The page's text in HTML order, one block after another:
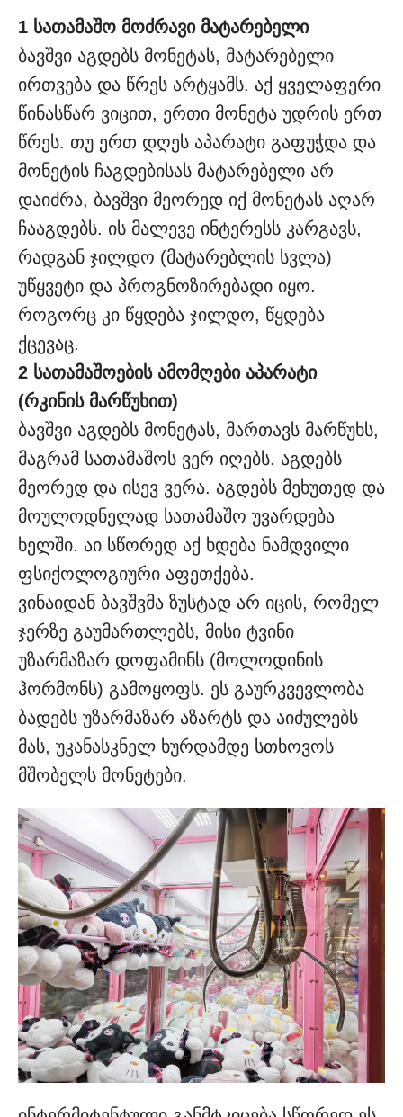
1 სათამაშო მოძრავი მატარებელი
ბავშვი აგდებს მონეტას, მატარებელი
ირთვება და წრეს არტყამს. აქ ყველაფერი
წინასწარ ვიცით, ერთი მონეტა უდრის ერთ
წრეს. თუ ერთ დღეს აპარატი გაფუჭდა და
მონეტის ჩაგდებისას მატარებელი არ
დაიძრა, ბავშვი მეორედ იქ მონეტას აღარ
ჩააგდებს. ის მალევე ინტერესს კარგავს,
რადგან ჯილდო (მატარებლის სვლა)
უწყვეტი და პროგნოზირებადი იყო.
როგორც კი წყდება ჯილდო, წყდება
ქცევაც.
2 სათამაშოების ამომღები აპარატი
(რკინის მარწუხით)
ბავშვი აგდებს მონეტას, მართავს მარწუხს,
მაგრამ სათამაშოს ვერ იღებს. აგდებს
მეორედ და ისევ ვერა. აგდებს მეხუთედ და
მოულოდნელად სათამაშო უვარდება
ხელში. აი სწორედ აქ ხდება ნამდვილი
ფსიქოლოგიური აფეთქება.
ვინაიდან ბავშვმა ზუსტად არ იცის, რომელ
ჯერზე გაუმართლებს, მისი ტვინი
უზარმაზარ დოფამინს (მოლოდინის
ჰორმონს) გამოყოფს. ეს გაურკვევლობა
ბადებს უზარმაზარ აზარტს და აიძულებს
მას, უკანასკნელ ხურდამდე სთხოვოს
მშობელს მონეტები.